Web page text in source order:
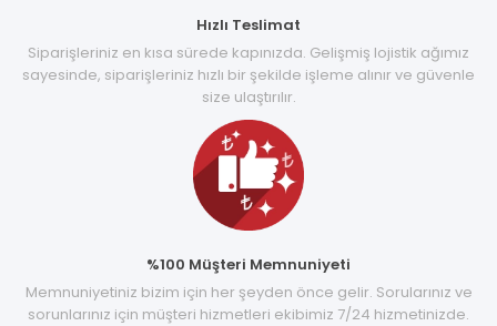
Hızlı Teslimat
Siparişleriniz en kısa sürede kapınızda. Gelişmiş lojistik ağımız
sayesinde, siparişleriniz hızlı bir şekilde işleme alınır ve güvenle
size ulaştırılır.
%100 Müşteri Memnuniyeti
Memnuniyetiniz bizim için her şeyden önce gelir. Sorularınız ve
sorunlarınız için müşteri hizmetleri ekibimiz 7/24 hizmetinizde.